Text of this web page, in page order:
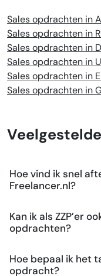
Sales opdrachten in
Sales opdrachten in
Sales opdrachten in
Sales opdrachten in
Sales opdrachten in
Sales opdrachten in
Hoe vind ik snel
Freelancer.nl?
Kan ik als ZZP’er
opdrachten?
Hoe bepaal ik het
opdracht?